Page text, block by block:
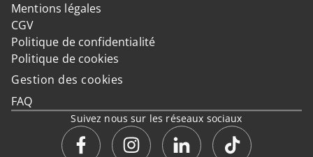
Mentions légales
CGV
Politique de confidentialité
Politique de cookies
Gestion des cookies
FAQ
Suivez nous sur les réseaux sociaux